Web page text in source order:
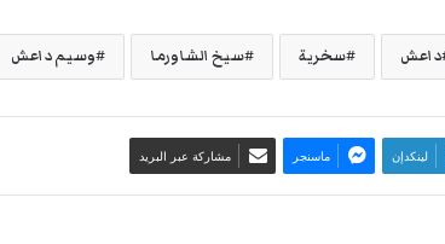
داعش سخرية سيخ الشاورما وسيم داعش
لينكدإن ماسنجر مشاركة عبر البريد